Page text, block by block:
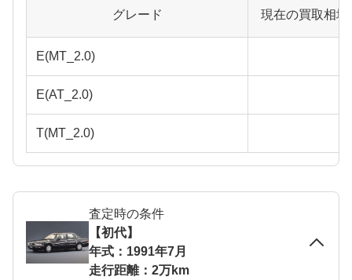
グレード 現在の買取相
E(MT_2.0)
E(AT_2.0)
T(MT_2.0)
査定時の条件
【初代】
年式：1991年7月
走行距離：2万km